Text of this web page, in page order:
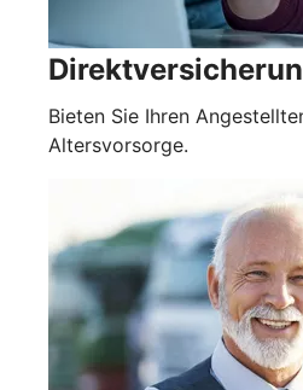
Bieten Sie Ihren
Altersvorsorge.